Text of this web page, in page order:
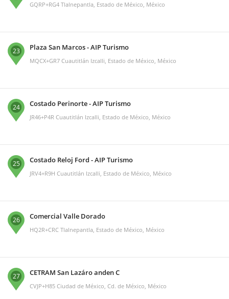
GQRP+RG4 Tlalnepantla, Estado de México, México
23 Plaza San Marcos - AIP Turismo
MQCX+GR7 Cuautitlán Izcalli, Estado de México, México
24 Costado Perinorte - AIP Turismo
JR46+P4R Cuautitlán Izcalli, Estado de México, México
25 Costado Reloj Ford - AIP Turismo
JRV4+R9H Cuautitlán Izcalli, Estado de México, México
26 Comercial Valle Dorado
HQ2R+CRC Tlalnepantla, Estado de México, México
27 CETRAM San Lazáro anden C
CVJP+H85 Ciudad de México, Cd. de México, México